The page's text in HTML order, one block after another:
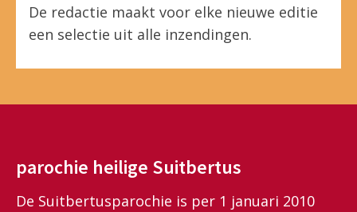
De redactie maakt voor elke nieuwe editie
een selectie uit alle inzendingen.
parochie heilige Suitbertus
De Suitbertusparochie is per 1 januari 2010